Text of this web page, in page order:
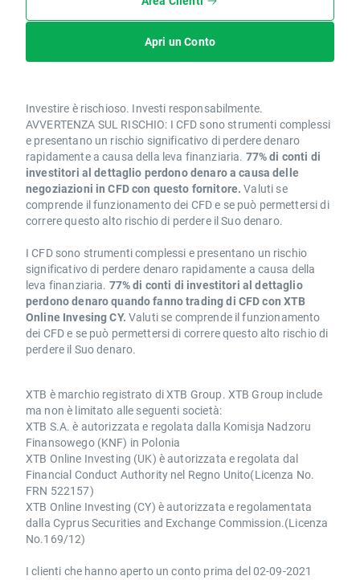
Apri un Conto
Investire è rischioso. Investi responsabilmente.
AVVERTENZA SUL RISCHIO: I CFD sono strumenti complessi
e presentano un rischio significativo di perdere denaro
rapidamente a causa della leva finanziaria. 77% di conti di
investitori al dettaglio perdono denaro a causa delle
negoziazioni in CFD con questo fornitore. Valuti se
comprende il funzionamento dei CFD e se può permettersi di
correre questo alto rischio di perdere il Suo denaro.
I CFD sono strumenti complessi e presentano un rischio
significativo di perdere denaro rapidamente a causa della
leva finanziaria. 77% di conti di investitori al dettaglio
perdono denaro quando fanno trading di CFD con XTB
Online Invesing CY. Valuti se comprende il funzionamento
dei CFD e se può permettersi di correre questo alto rischio di
perdere il Suo denaro.
XTB è marchio registrato di XTB Group. XTB Group include
ma non è limitato alle seguenti società:
XTB S.A. è autorizzata e regolata dalla Komisja Nadzoru
Finansowego (KNF) in Polonia
XTB Online Investing (UK) è autorizzata e regolata dal
Financial Conduct Authority nel Regno Unito(Licenza No.
FRN 522157)
XTB Online Investing (CY) è autorizzata e regolamentata
dalla Cyprus Securities and Exchange Commission.(Licenza
No.169/12)
I clienti che hanno aperto un conto prima del 02-09-2021